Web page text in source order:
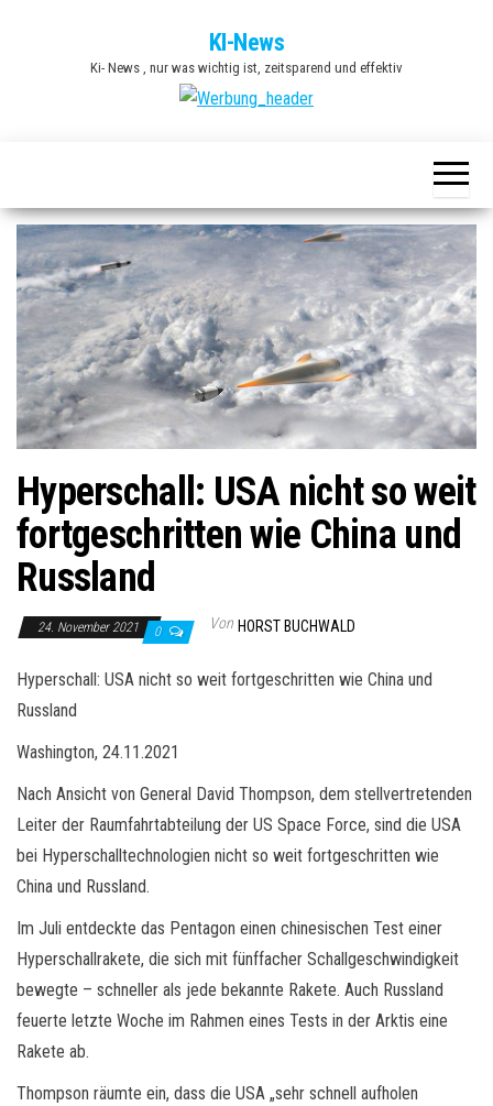
KI-News
Ki- News , nur was wichtig ist, zeitsparend und effektiv
Hyperschall: USA nicht so weit
fortgeschritten wie China und
Russland
24. November 2021 0 Von HORST BUCHWALD
Hyperschall: USA nicht so weit fortgeschritten wie China und
Russland
Washington, 24.11.2021
Nach Ansicht von General David Thompson, dem stellvertretenden
Leiter der Raumfahrtabteilung der US Space Force, sind die USA
bei Hyperschalltechnologien nicht so weit fortgeschritten wie
China und Russland.
Im Juli entdeckte das Pentagon einen chinesischen Test einer
Hyperschallrakete, die sich mit fünffacher Schallgeschwindigkeit
bewegte – schneller als jede bekannte Rakete. Auch Russland
feuerte letzte Woche im Rahmen eines Tests in der Arktis eine
Rakete ab.
Thompson räumte ein, dass die USA „sehr schnell aufholen